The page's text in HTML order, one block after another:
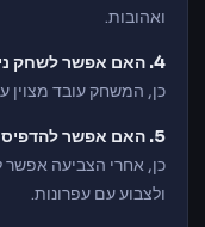
ואהובות.
4. האם אפשר לשחק נינג'גו צביעה בנייד?
כן, המשחק עובד
5. האם אפשר להדפיס את הציור שיצרתי?
כן, אחרי הצביעה אפשר
ולצבוע עם עפרונות.